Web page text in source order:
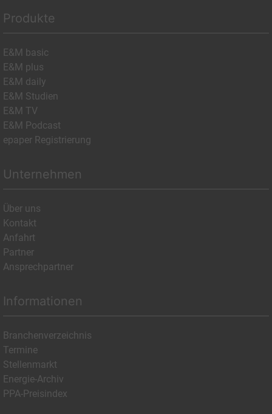
Produkte
E&M basic
E&M plus
E&M daily
E&M Studien
E&M TV
E&M Podcast
epaper Registrierung
Unternehmen
Über uns
Kontakt
Anfahrt
Partner
Ansprechpartner
Informationen
Branchenverzeichnis
Termine
Stellenmarkt
Energie-Archiv
PPA-Preisindex